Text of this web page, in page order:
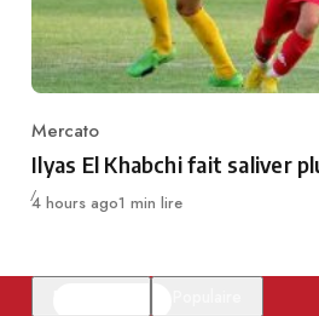
Category
Mercato
Ilyas El Khabchi fait saliver
Publié
4 hours ago1 min lire